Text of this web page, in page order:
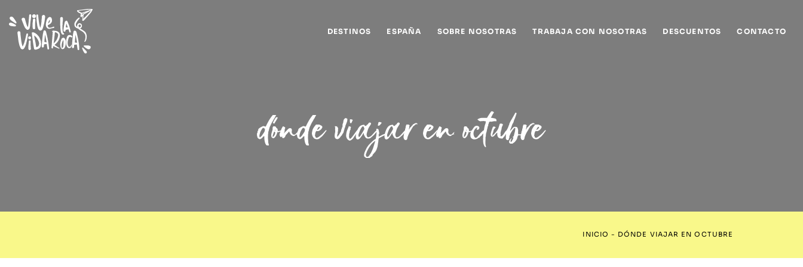
DESTINOS ESPAÑA SOBRE NOSOTRAS TRABAJA CON NOSOTRAS DESCUENTOS CONTACTO
dónde viajar en octubre
INICIO - DÓNDE VIAJAR EN OCTUBRE